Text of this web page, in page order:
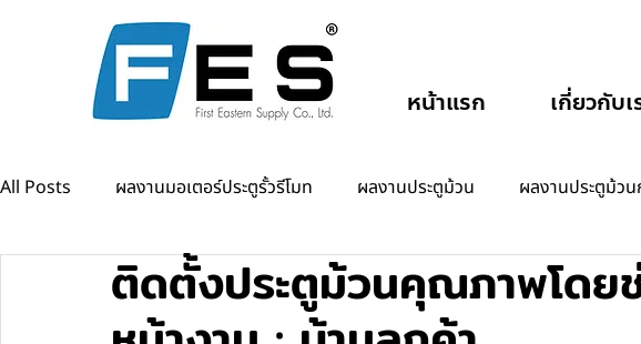
หน้าแรก เกี่ยวกับเ
All Posts ผลงานมอเตอร์ประตูรั้วรีโมท ผลงานประตูม้วน ผลงานประตูม้วน
ผลงานแขนกั้นรถยนต์ ผลงานออโต้ดอร์
ติดตั้งประตูม้วนคุณภาพโดย